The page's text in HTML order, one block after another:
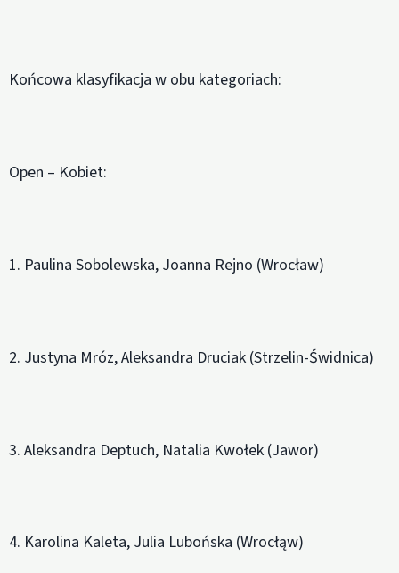
Końcowa klasyfikacja w obu kategoriach:
Open – Kobiet:
1. Paulina Sobolewska, Joanna Rejno (Wrocław)
2. Justyna Mróz, Aleksandra Druciak (Strzelin-Świdnica)
3. Aleksandra Deptuch, Natalia Kwołek (Jawor)
4. Karolina Kaleta, Julia Lubońska (Wrocłąw)